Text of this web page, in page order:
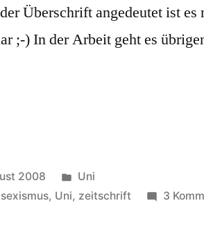
Überschrift angedeutet ist
;-) In der Arbeit geht es
2008
Veröffentlicht
unter
Uni
sexismus, Uni, zeitschrift 3